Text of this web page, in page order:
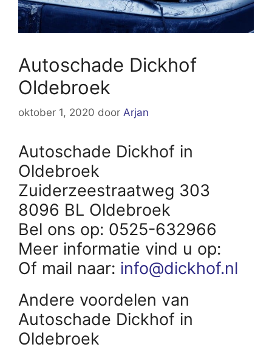
Autoschade Dickhof
Oldebroek
oktober 1, 2020 door Arjan
Autoschade Dickhof in
Oldebroek
Zuiderzeestraatweg 303
8096 BL Oldebroek
Bel ons op: 0525-632966
Meer informatie vind u op:
Of mail naar: info@dickhof.nl
Andere voordelen van
Autoschade Dickhof in
Oldebroek